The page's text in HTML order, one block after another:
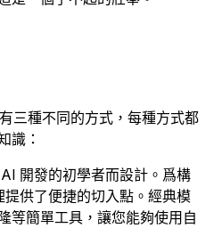
三種不同的方式，每種方式都
識：
開發的初學者而設計。爲構
供了便捷的切入點。經典模
等簡單工具，讓您能夠使用自